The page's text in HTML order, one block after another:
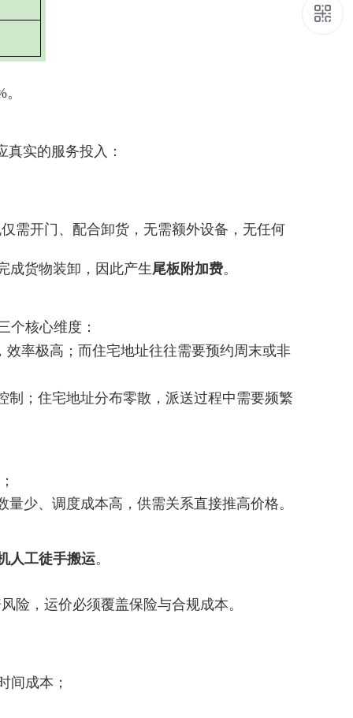
实的服务投入：
需开门、配合卸货，无需额外设备，无任何
成货物装卸，因此产生尾板附加费。
个核心维度：
效率极高；而住宅地址往往需要预约周末或非
制；住宅地址分布零散，派送过程中需要频繁
量少、调度成本高，供需关系直接推高价格。
人工徒手搬运。
险，运价必须覆盖保险与合规成本。
间成本；